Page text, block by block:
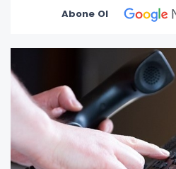
Abone Ol